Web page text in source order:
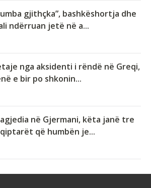
gjithçka”, bashkëshortja dhe
ndërruan jetë në a...
nga aksidenti i rëndë në Greqi,
e bir po shkonin...
në Gjermani, këta janë tre
që humbën je...